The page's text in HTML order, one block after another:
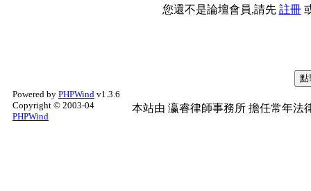
您還不是論壇會員,請先 註冊
Powered by PHPWind v1.3.6
Copyright © 2003-04
PHPWind
本站由 瀛睿律師事務所 擔任常年法